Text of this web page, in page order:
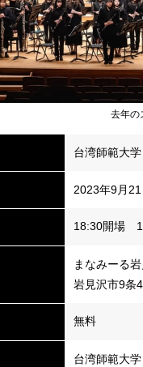
去年の
台湾師範大
2023年9月21
18:30開場
まなみーる
岩見沢市9条
無料
台湾師範大